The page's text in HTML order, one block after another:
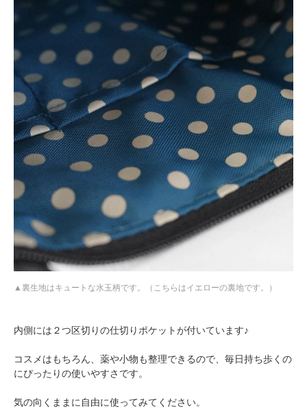
裏生地はキュートな水玉柄です。（こちらはイエローの裏地です。）
内側には２つ区切りの仕切りポケットが付いています♪
コスメはもちろん、薬や小物も整理できるので、毎日持ち歩くの
にぴったりの使いやすさです。
気の向くままに自由に使ってみてください。